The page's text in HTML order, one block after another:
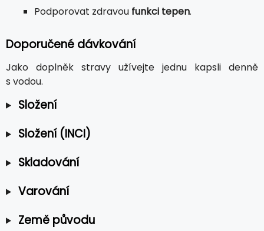
Podporovat zdravou funkci tepen.
Doporučené dávkování
Jako doplněk stravy užívejte jednu kapsli denně
s vodou.
Složení
Složení (INCI)
Skladování
Varování
Země původu